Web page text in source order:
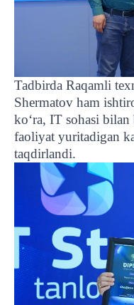
Tadbirda Raqamli
Shermatov ham
ko‘ra, IT sohasi
faoliyat yuritadigan
taqdirlandi.